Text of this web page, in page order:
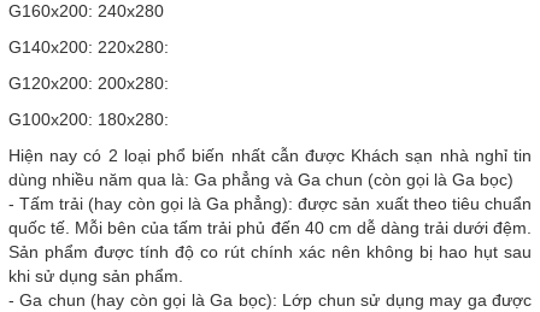
G160x200: 240x280
G140x200: 220x280:
G120x200: 200x280:
G100x200: 180x280:
Hiện nay có 2 loại phổ biến nhất cẫn được Khách sạn nhà nghỉ tin
dùng nhiều năm qua là: Ga phẳng và Ga chun (còn gọi là Ga bọc)
- Tấm trải (hay còn gọi là Ga phẳng): được sản xuất theo tiêu chuẩn
quốc tế. Mỗi bên của tấm trải phủ đến 40 cm dễ dàng trải dưới đệm.
Sản phẩm được tính độ co rút chính xác nên không bị hao hụt sau
khi sử dụng sản phẩm.
- Ga chun (hay còn gọi là Ga bọc): Lớp chun sử dụng may ga được